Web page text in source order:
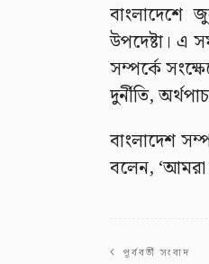
বাংলাদেশে
উপদেষ্টা। এ
সম্পর্কে
দুর্নীতি,
বাংলাদেশ
বলেন,
পূর্ববর্তী সংবাদ